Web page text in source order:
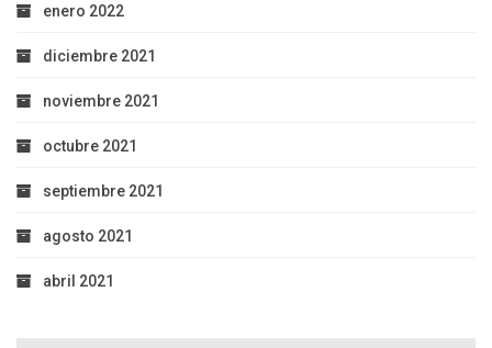
enero 2022
diciembre 2021
noviembre 2021
octubre 2021
septiembre 2021
agosto 2021
abril 2021